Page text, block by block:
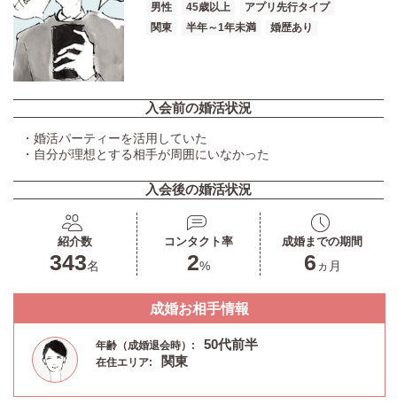
男性 45歳以上
アプリ先行タイプ
関東
半年～1年未満 婚歴あり
入会前の婚活状況
・婚活パーティーを活用していた
・自分が理想とする相手が周囲にいなかった
入会後の婚活状況
紹介数
343名
コンタクト率
2%
成婚までの期間
6 ヵ月
成婚お相手情報
年齢（成婚退会時）: 50代前半
在住エリア: 関東